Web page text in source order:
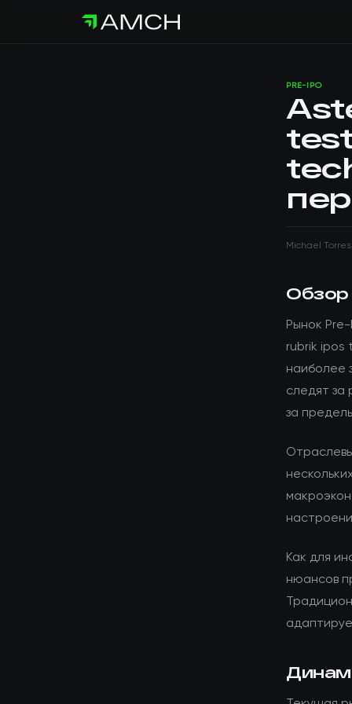
PRE-IPO
Michael Torres
Обзор
Рынок
rubrik ipos
наиболее
следят за
за
Как для
нюансов